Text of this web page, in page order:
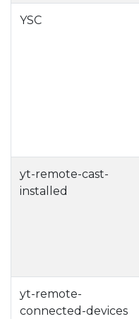
YSC
yt-remote-cast-
installed
yt-remote-
connected-devices